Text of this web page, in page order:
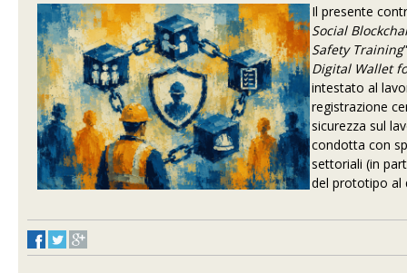
Il presente
Social
Safety Training
Digital Wallet
intestato al
registrazione
sicurezza sul
condotta con
settoriali (in
del prototipo al